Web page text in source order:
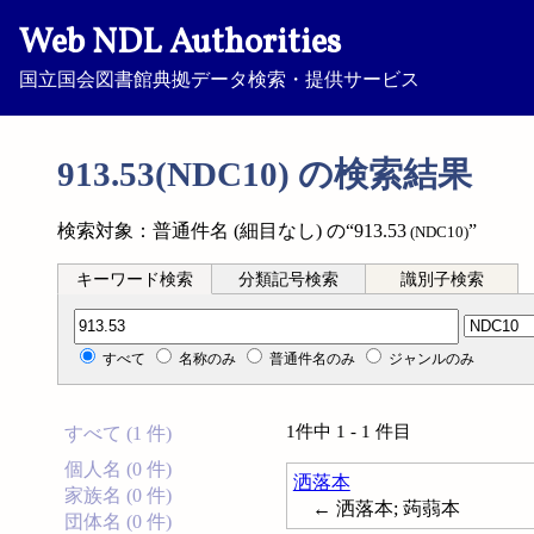
Web NDL Authorities
国立国会図書館典拠データ検索・提供サービス
913.53(NDC10) の検索結果
検索対象：普通件名 (細目なし) の“913.53 (NDC10)”
キーワード検索 分類記号検索 識別子検索
分類記号検索
すべて 名称のみ 普通件名のみ ジャンルのみ
すべて (1 件)
個人名 (0 件)
家族名 (0 件)
団体名 (0 件)
1件中 1 - 1 件目
洒落本
← 洒落本; 蒟蒻本